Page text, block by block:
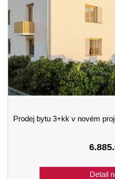
Prodej bytu 3+kk v novém projektu v